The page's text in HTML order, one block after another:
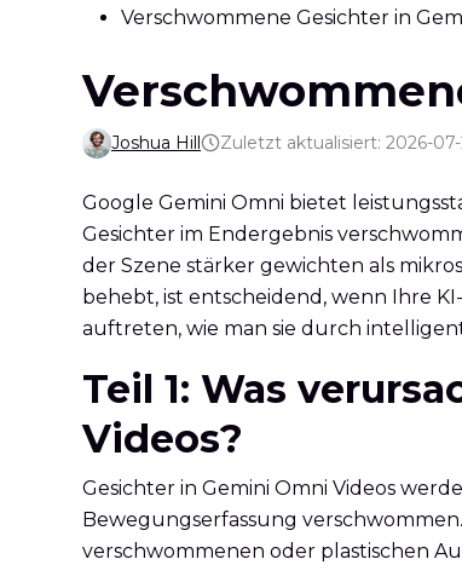
Verschwommene Gesichter in
Joshua Hill Zuletzt aktualisiert: 2026-
Google Gemini Omni bietet
Gesichter im Endergebnis
der Szene stärker gewichten als
behebt, ist entscheidend, wenn Ihre
auftreten, wie man sie durch
Teil 1: Was
Videos?
Gesichter in Gemini Omni Videos
Bewegungserfassung
verschwommenen oder plastischen